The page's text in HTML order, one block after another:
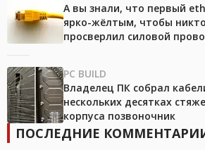
А вы знали, что первый
ярко-жёлтым, чтобы
просверлил силовой
PC BUILD
Владелец ПК собрал
нескольких десятках
корпуса позвоночник
ПОСЛЕДНИЕ